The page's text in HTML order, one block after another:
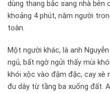
dùng thang bắc sang nhà
khoảng 4 phút, năm người
toàn.
Một người khác, là anh
ngủ, bất ngờ ngửi thấy mùi
khói xộc vào đậm đặc, cay xè
đu dây từ tầng ba xuống đất.